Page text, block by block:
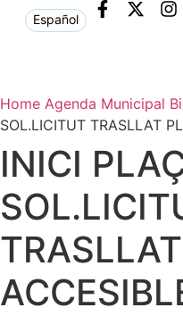
Español
Home Agenda Municipal
SOL.LICITUT TRASLLAT
INICI